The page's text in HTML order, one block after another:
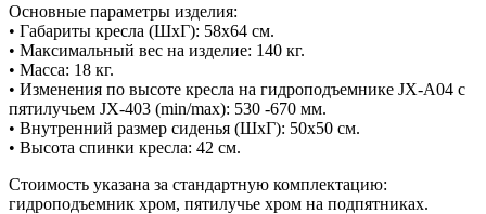
Основные параметры изделия:
• Габариты кресла (ШxГ): 58x64 см.
• Максимальный вес на изделие: 140 кг.
• Масса: 18 кг.
• Изменения по высоте кресла на гидроподъемнике JX-A04 с
пятилучьем JX-403 (min/max): 530 -670 мм.
• Внутренний размер сиденья (ШхГ): 50x50 см.
• Высота спинки кресла: 42 см.
Стоимость указана за стандартную комплектацию:
гидроподъемник хром, пятилучье хром на подпятниках.